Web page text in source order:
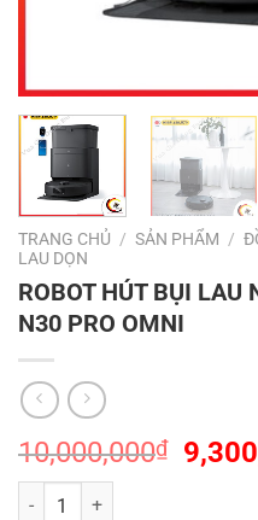
TRANG CHỦ / SẢN PHẨM /
LAU DỌN
ROBOT HÚT BỤI LAU
N30 PRO OMNI
10,000,000₫
Giá
ROBOT HÚT BỤI LAU NHÀ